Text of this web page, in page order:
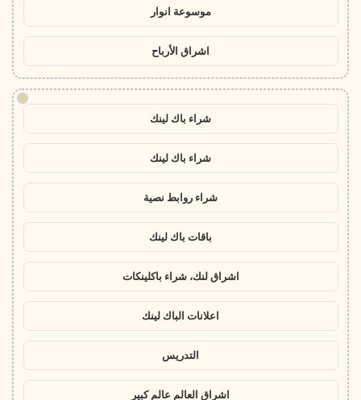
موسوعة انوار
اشراق الأرباح
!
شراء باك لينك
شراء باك لينك
شراء روابط نصية
باقات باك لينك
اشراق لنك، شراء باكلينكات
اعلانات الباك لينك
التدريس
اشراق العالم عالم كبير